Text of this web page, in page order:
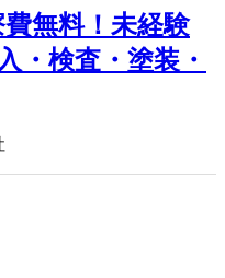
費無料！未経験
・検査・塗装・